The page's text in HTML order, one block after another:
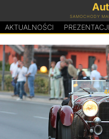
SAMOCHODY
AKTUALNOŚCI